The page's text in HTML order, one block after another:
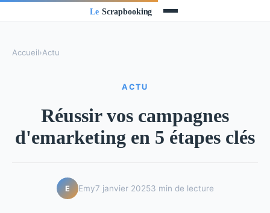
Accueil›Actu
ACTU
Réussir vos campagnes
d'emarketing en 5 étapes clés
E Emy7 janvier 20253 min de lecture